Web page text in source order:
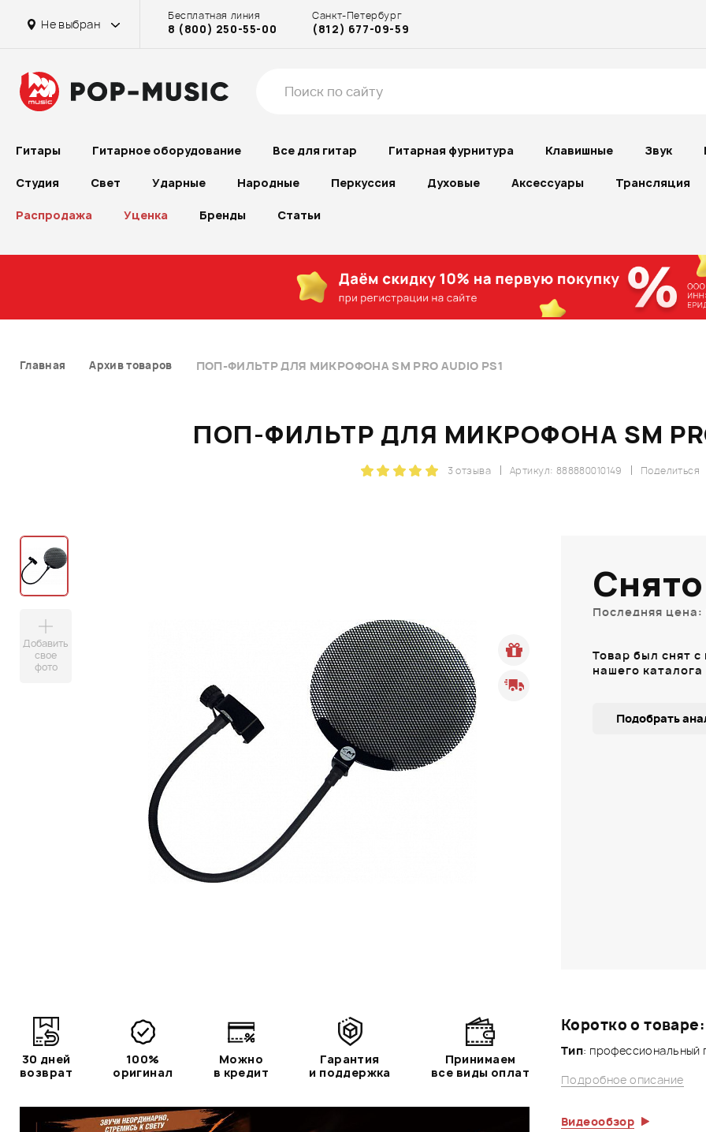
Не выбран
Бесплатная линия
8 (800) 250-55-00
Санкт-Петербург
(812) 677-09-59
Гитары Гитарное оборудование Все для гитар Гитарная фурнитура Клавишные Звук
Студия Свет Ударные Народные Перкуссия Духовые Аксессуары Трансляция
Распродажа Уценка Бренды Статьи
Главная Архив товаров ПОП-ФИЛЬТР ДЛЯ МИКРОФОНА SM PRO AUDIO PS1
ПОП-ФИЛЬТР ДЛЯ МИКРОФОНА SM PRO
Поделиться
Артикул: 888880010149
3 отзыва
Добавить
свое
фото
Коротко о товаре:
Тип:
Подробное описание
Видеообзор
Последняя цена:
Товар был снят
нашего каталога
Подобрать
30 дней
возврат
100%
оригинал
Можно
в кредит
Гарантия
и поддержка
Принимаем
все виды оплат